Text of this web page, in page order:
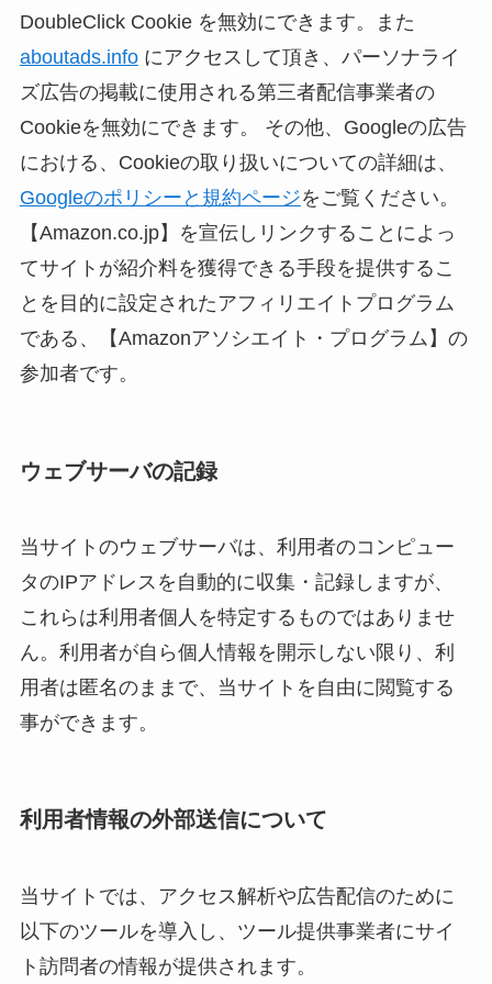
DoubleClick Cookie を無効にできます。また
aboutads.infoにアクセスして頂き、パーソナライ
ズ広告の掲載に使用される第三者配信事業者の
Cookieを無効にできます。 その他、Googleの広告
における、Cookieの取り扱いについての詳細は、
Googleのポリシーと規約ページをご覧ください。
【Amazon.co.jp】を宣伝しリンクすることによっ
てサイトが紹介料を獲得できる手段を提供するこ
とを目的に設定されたアフィリエイトプログラム
である、【Amazonアソシエイト・プログラム】の
参加者です。
ウェブサーバの記録
当サイトのウェブサーバは、利用者のコンピュー
タのIPアドレスを自動的に収集・記録しますが、
これらは利用者個人を特定するものではありませ
ん。利用者が自ら個人情報を開示しない限り、利
用者は匿名のままで、当サイトを自由に閲覧する
事ができます。
利用者情報の外部送信について
当サイトでは、アクセス解析や広告配信のために
以下のツールを導入し、ツール提供事業者にサイ
ト訪問者の情報が提供されます。